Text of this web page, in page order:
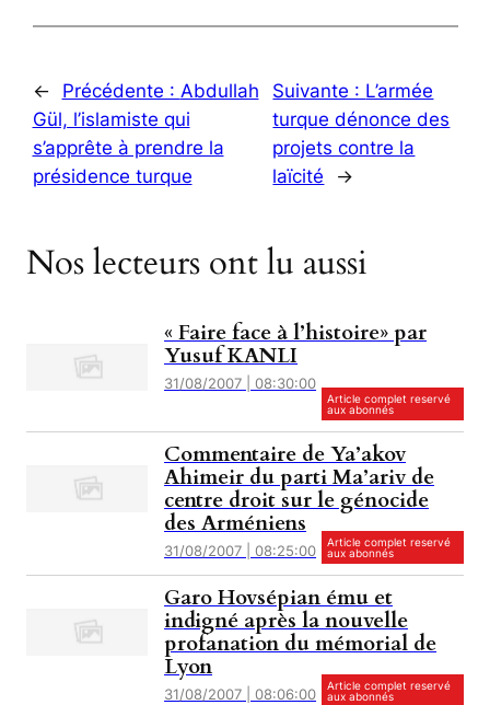
← Précédente : Abdullah
Gül, l’islamiste qui
s’apprête à prendre la
présidence turque
Suivante : L’armée
turque dénonce des
projets contre la
laïcité
→
Nos lecteurs ont lu aussi
« Faire face à l’histoire» par
Yusuf KANLI
31/08/2007 | 08:30:00
Article complet reservé
aux abonnés
Commentaire de Ya’akov
Ahimeir du parti Ma’ariv de
centre droit sur le génocide
des Arméniens
31/08/2007 | 08:25:00
Article complet reservé
aux abonnés
Garo Hovsépian ému et
indigné après la nouvelle
profanation du mémorial de
Lyon
31/08/2007 | 08:06:00
Article complet reservé
aux abonnés